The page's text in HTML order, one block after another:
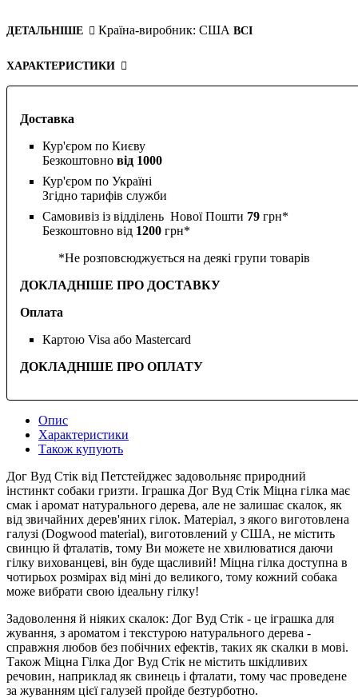
Доставка
Кур'єром по Києву
Безкоштовно від 1000
Кур'єром по Україні
Згідно тарифів служби
Самовивіз із відділень Нової Пошти 79 грн*
Безкоштовно від 1200 грн*
*Не розповсюджується на деякі групи товарів
ДОКЛАДНІШЕ ПРО ДОСТАВКУ
Оплата
Картою Visa або Mastercard
ДОКЛАДНІШЕ ПРО ОПЛАТУ
ДЕТАЛЬНІШЕ Країна-виробник: США ВСІ
ХАРАКТЕРИСТИКИ
Опис
Характеристики
Також купують
Дог Вуд Стік від Петстейджес задовольняє природний
інстинкт собаки гризти. Іграшка Дог Вуд Стік Міцна гілка має
смак і аромат натурального дерева, але не залишає скалок, як
від звичайних дерев'яних гілок. Матеріал, з якого виготовлена
​​галузі (Dogwood material), виготовлений у США, не містить
свинцю й фталатів, тому Ви можете не хвилюватися даючи
гілку вихованцеві, він буде щасливий! Міцна гілка доступна в
чотирьох розмірах від міні до великого, тому кожний собака
може вибрати свою ідеальну гілку!
Задоволення й ніяких скалок: Дог Вуд Стік - це іграшка для
жування, з ароматом і текстурою натурального дерева -
справжня любов без побічних ефектів, таких як скалки в мові.
Також Міцна Гілка Дог Вуд Стік не містить шкідливих
речовин, наприклад як свинець і фталати, тому час проведене
за жуванням цієї галузей пройде безтурботно.